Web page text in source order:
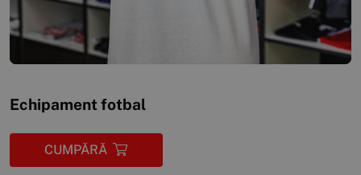
Echipament fotbal
CUMPĂRĂ